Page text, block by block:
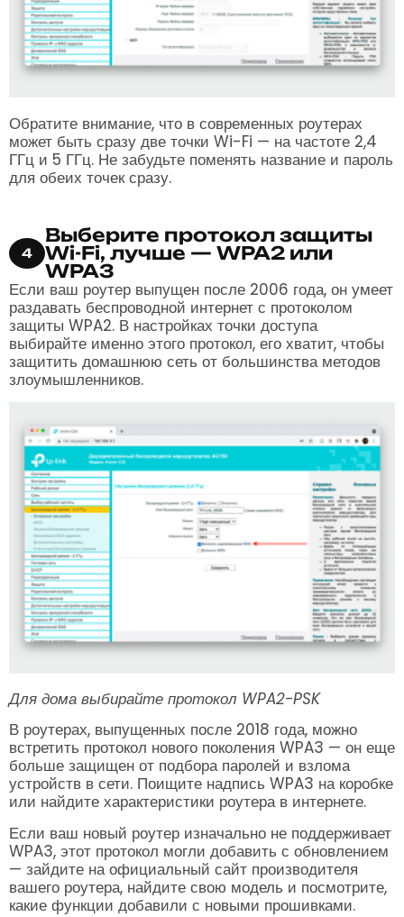
Обратите внимание, что в современных роутерах
может быть сразу две точки Wi-Fi — на частоте 2,4
ГГц и 5 ГГц. Не забудьте поменять название и пароль
для обеих точек сразу.
4
Выберите протокол защиты
Wi-Fi, лучше — WPA2 или
WPA3
Если ваш роутер выпущен после 2006 года, он умеет
раздавать беспроводной интернет с протоколом
защиты WPA2. В настройках точки доступа
выбирайте именно этого протокол, его хватит, чтобы
защитить домашнюю сеть от большинства методов
злоумышленников.
Для дома выбирайте протокол WPA2-PSK
В роутерах, выпущенных после 2018 года, можно
встретить протокол нового поколения WPA3 — он еще
больше защищен от подбора паролей и взлома
устройств в сети. Поищите надпись WPA3 на коробке
или найдите характеристики роутера в интернете.
Если ваш новый роутер изначально не поддерживает
WPA3, этот протокол могли добавить с обновлением
— зайдите на официальный сайт производителя
вашего роутера, найдите свою модель и посмотрите,
какие функции добавили с новыми прошивками.